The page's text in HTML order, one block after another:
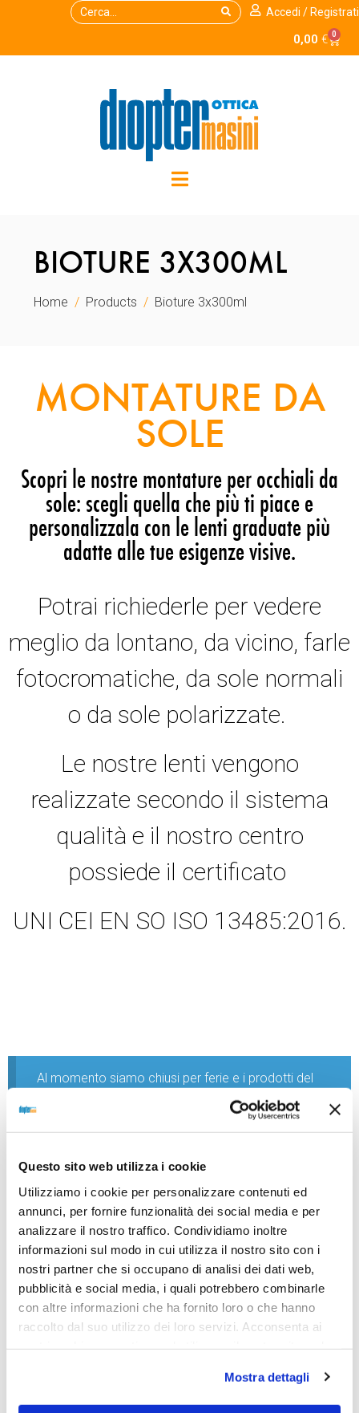
Questo sito web utilizza i cookie
Utilizziamo i cookie per personalizzare contenuti ed
annunci, per fornire funzionalità dei social media e per
analizzare il nostro traffico. Condividiamo inoltre
informazioni sul modo in cui utilizza il nostro sito con i
nostri partner che si occupano di analisi dei dati web,
pubblicità e social media, i quali potrebbero combinarle
con altre informazioni che ha fornito loro o che hanno
raccolto dal suo utilizzo dei loro servizi. Acconsenta ai
Mostra dettagli
Accedi / Registrati
0,00 € 0
BIOTURE 3X300ML
Home Products Bioture 3x300ml
MONTATURE DA
SOLE
Scopri le nostre montature per occhiali da
sole: scegli quella che più ti piace e
personalizzala con le lenti graduate più
adatte alle tue esigenze visive.
Potrai richiederle per vedere
meglio da lontano, da vicino, farle
fotocromatiche, da sole normali
o da sole polarizzate.
Le nostre lenti vengono
realizzate secondo il sistema
qualità e il nostro centro
possiede il certificato
UNI CEI EN SO ISO 13485:2016.
Al momento siamo chiusi per ferie e i prodotti del
nostro negozio non saranno disponibili per la
spedizione fino al giorno 31 agosto. BUONE FERIE
da OTTICA DIOPTER
Showing the single result